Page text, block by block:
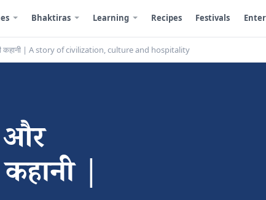
Bhaktiras Learning Recipes Festivals
कहानी | A story of civilization, culture and hospitality
और
|